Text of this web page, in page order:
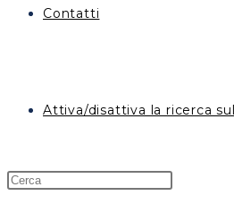
Contatti
Attiva/disattiva la ricerca